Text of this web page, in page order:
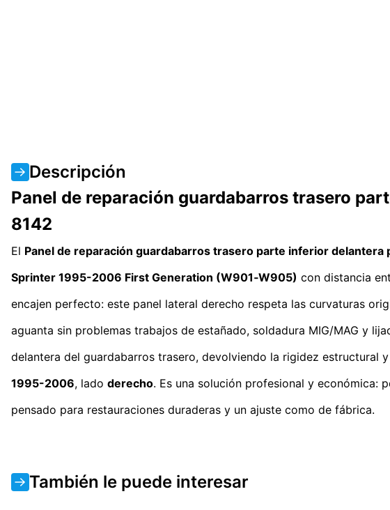
Descripción
Panel de reparación guardabarros trasero
8142
El Panel de reparación guardabarros trasero parte inferior
Sprinter 1995-2006 First Generation (W901‑W905) con distancia
encajen perfecto: este panel lateral derecho respeta las curvaturas
aguanta sin problemas trabajos de estañado, soldadura MIG/MAG y
delantera del guardabarros trasero, devolviendo la rigidez estructural
1995-2006, lado derecho. Es una solución profesional y económica:
pensado para restauraciones duraderas y un ajuste como de fábrica.
También le puede interesar